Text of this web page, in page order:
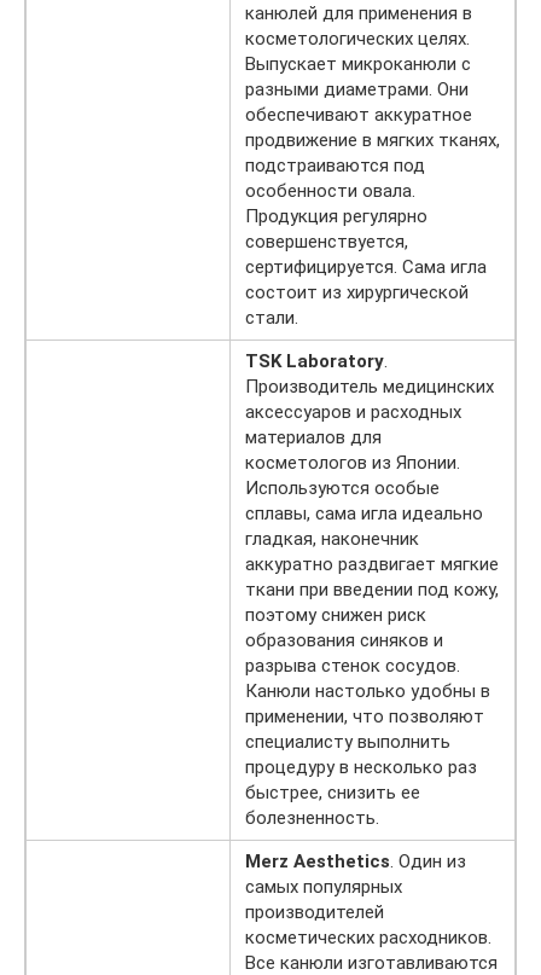
канюлей для применения в
косметологических целях.
Выпускает микроканюли с
разными диаметрами. Они
обеспечивают аккуратное
продвижение в мягких тканях,
подстраиваются под
особенности овала.
Продукция регулярно
совершенствуется,
сертифицируется. Сама игла
состоит из хирургической
стали.
TSK Laboratory
Производитель медицинских
аксессуаров и расходных
материалов для
косметологов из Японии.
Используются особые
сплавы, сама игла идеально
гладкая, наконечник
аккуратно раздвигает мягкие
ткани при введении под кожу,
поэтому снижен риск
образования синяков и
разрыва стенок сосудов.
Канюли настолько удобны в
применении, что позволяют
специалисту выполнить
процедуру в несколько раз
быстрее, снизить ее
болезненность.
Merz Aesthetics . Один из
самых популярных
производителей
косметических расходников.
Все канюли изготавливаются